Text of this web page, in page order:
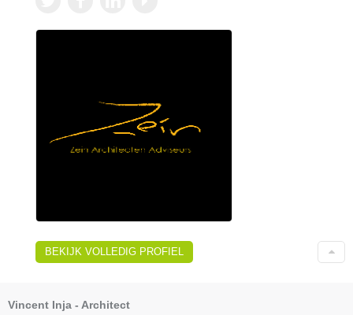
BEKIJK VOLLEDIG PROFIEL
Vincent Inja - Architect